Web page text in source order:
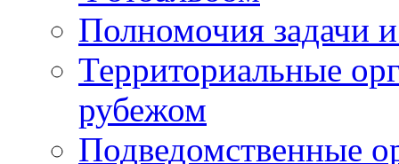
Полномочия задачи
Территориальные
рубежом
Подведомственные